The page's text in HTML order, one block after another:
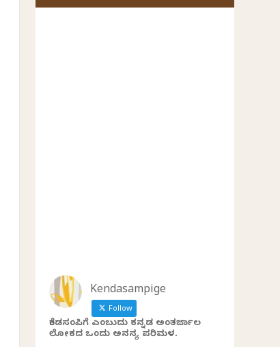
Kendasampige
Follow
ಕೆಂಡಸಂಪಿಗೆ ಎಂಬುದು ಕನ್ನಡ ಅಂತರ್ಜಾಲ
ಲೋಕದ ಒಂದು ಅನನ್ಯ ಪರಿಮಳ.